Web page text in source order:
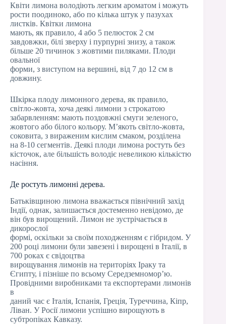
Квіти лимона володіють легким ароматом і можуть
рости поодиноко, або по кілька штук у пазухах
листків. Квітки лимона
мають, як правило, 4 або 5 пелюсток 2 см
завдовжки, білі зверху і пурпурні знизу, а також
більше 20 тичинок з жовтими пиляками. Плоди
овальної
форми, з виступом на вершині, від 7 до 12 см в
довжину.
Шкірка плоду лимонного дерева, як правило,
світло-жовта, хоча деякі лимони з строкатою
забарвленням: мають поздовжні смуги зеленого,
жовтого або білого кольору. М’якоть світло-жовта,
соковита, з вираженим кислим смаком, розділена
на 8-10 сегментів. Деякі плоди лимона ростуть без
кісточок, але більшість володіє невеликою кількістю
насіння.
Де ростуть лимонні дерева.
Батьківщиною лимона вважається північний захід
Індії, однак, залишається достеменно невідомо, де
він був вирощений. Лимон не зустрічається в
дикорослої
формі, оскільки за своїм походженням є гібридом. У
200 році лимони були завезені і вирощені в Італії, в
700 роках є свідоцтва
вирощування лимонів на територіях Іраку та
Єгипту, і пізніше по всьому Середземномор’ю.
Провідними виробниками та експортерами лимонів
в
даний час є Італія, Іспанія, Греція, Туреччина, Кіпр,
Ліван. У Росії лимони успішно вирощують в
субтропіках Кавказу.